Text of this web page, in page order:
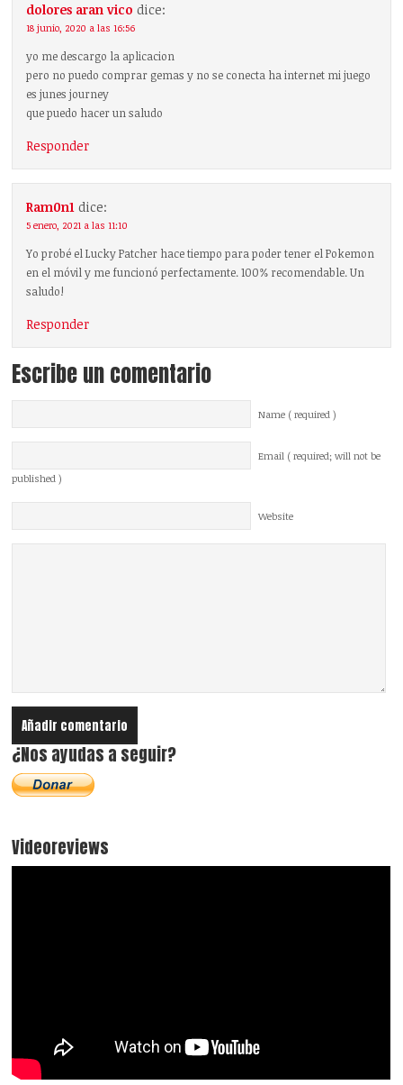
dolores aran vico dice:
18 junio, 2020 a las 16:56
yo me descargo la aplicacion
pero no puedo comprar gemas y no se conecta ha internet mi juego
es junes journey
que puedo hacer un saludo
Responder
Ram0n1 dice:
5 enero, 2021 a las 11:10
Yo probé el Lucky Patcher hace tiempo para poder tener el Pokemon
en el móvil y me funcionó perfectamente. 100% recomendable. Un
saludo!
Responder
Escribe un comentario
Name ( required )
Email ( required; will not be
published )
Website
¿Nos ayudas a seguir?
Videoreviews